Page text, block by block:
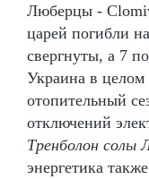
Люберцы -
царей погибли
свергнуты, а 7
Украина в целом
отопительный
отключений
Тренболон солы
энергетика